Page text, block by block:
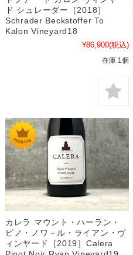
ド シュレーダー［2018］
Schrader Beckstoffer To
Kalon Vineyard18
¥86,900(税込)
在庫 1個
カレラ マウント・ハーラン・
ピノ・ノワ－ル・ライアン・ヴ
ィンヤード［2019］Calera